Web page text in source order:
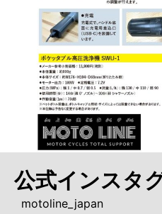
公式インスタ
motoline_japan